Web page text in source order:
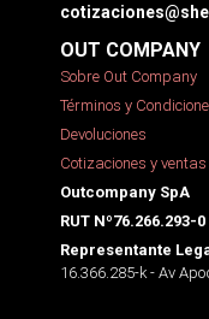
OUT COMPANY
Sobre Out Company
Términos y
Devoluciones
Cotizaciones y
Outcompany SpA
RUT Nº76.266.293-0
Representante
16.366.285-k - Av